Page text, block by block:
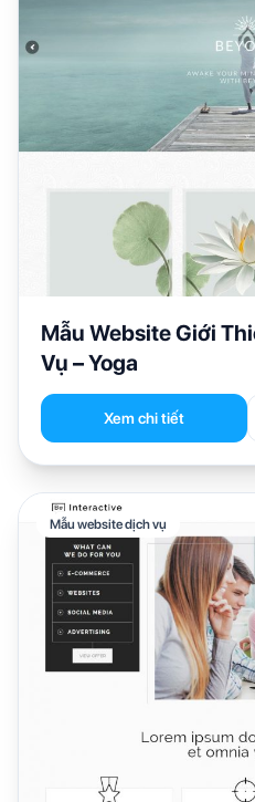
Mẫu Website Giới
Vụ – Yoga
Xem chi tiết
Mẫu website dịch vụ